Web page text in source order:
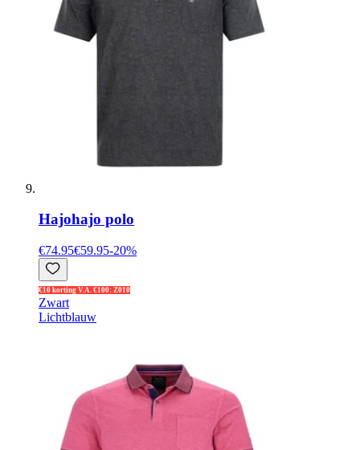
Hajohajo polo
€74.95€59.95-20%
€10 korting V.A. €100: Z010
Zwart
Lichtblauw